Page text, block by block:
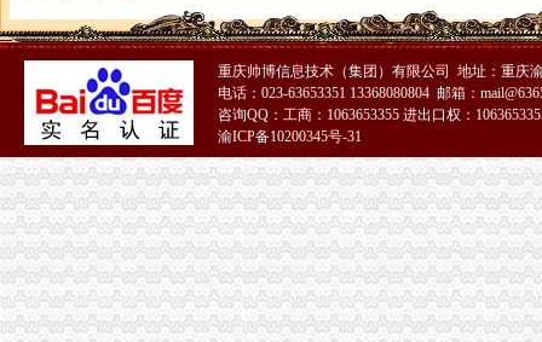
永川工商局免费注册公司采取措施严防禽流感发生
三季度全市重庆一元注册公司消费系统共受理消费者投诉5443件
市一元注册公司工商局建立服务质量评价系统
涪陵区工商分局深入开展“红盾护农”重庆一元注册公司取得成效
北碚区工商分局重庆一元注册公司贴近农村服务到基层
丰都县工商局一元注册公司流程获该县行风评议民主测评第一名
郭翔副局一元注册公司流程长到城口县修齐高望工商所亲切看望田锡炳同志
江北局0元注册公司开展整治宾馆旅店专卖店假冒注册商标专用权专项行动
开县工商局重庆一元注册公司努力架构党群干群连心桥
市重庆0元注册公司局开展系列活动纪念《会计法》实施20周年
潼南县工商局0元注册公司三管齐下深化食品安全整治
市一元注册公司局市场处开展废旧金属回收行业清理整顿工作督查
垫江局一元注册公司流程开展基层工商所综合网络分类监管平台应用培训
重庆帅博信息技术（集团）有限公司 地址：重庆
电话：023-63653351 13368080804 邮箱：
咨询QQ：工商：1063653355 进出口权：
渝ICP备10200345号-31